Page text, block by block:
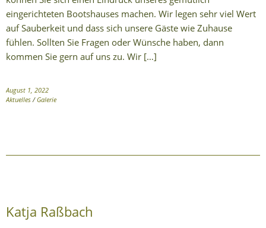
eingerichteten Bootshauses machen. Wir legen sehr viel Wert
auf Sauberkeit und dass sich unsere Gäste wie Zuhause
fühlen. Sollten Sie Fragen oder Wünsche haben, dann
kommen Sie gern auf uns zu. Wir […]
August 1, 2022
Aktuelles/Galerie
Katja Raßbach